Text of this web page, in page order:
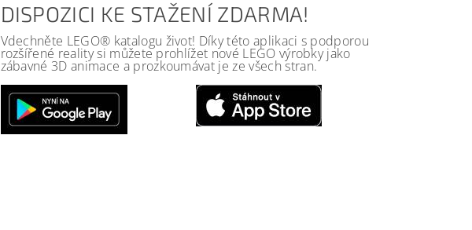
DISPOZICI KE STAŽENÍ ZDARMA!
Vdechněte LEGO® katalogu život! Díky této aplikaci s podporou
rozšířené reality si můžete prohlížet nové LEGO výrobky jako
zábavné 3D animace a prozkoumávat je ze všech stran.